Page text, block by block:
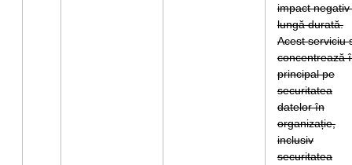
impact negativ
lungă durată.
Acest serviciu
concentrează
principal pe
securitatea
datelor în
organizație,
inclusiv
securitatea